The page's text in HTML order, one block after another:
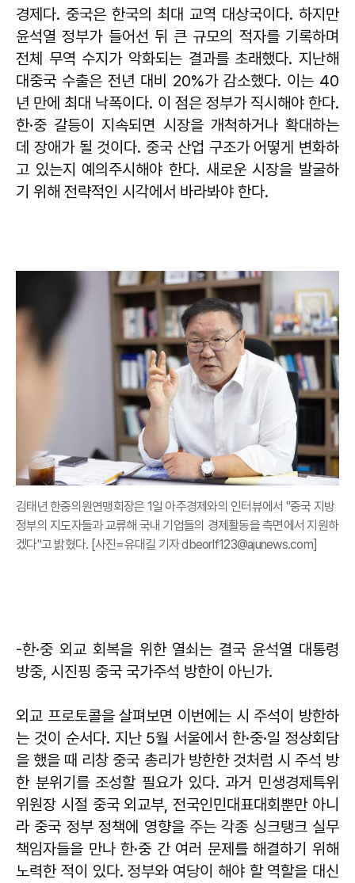
경제다. 중국은 한국의 최대 교역 대상국이다. 하지만
윤석열 정부가 들어선 뒤 큰 규모의 적자를 기록하며
전체 무역 수지가 악화되는 결과를 초래했다. 지난해
대중국 수출은 전년 대비 20%가 감소했다. 이는 40
년 만에 최대 낙폭이다. 이 점은 정부가 직시해야 한다.
한·중 갈등이 지속되면 시장을 개척하거나 확대하는
데 장애가 될 것이다. 중국 산업 구조가 어떻게 변화하
고 있는지 예의주시해야 한다. 새로운 시장을 발굴하
기 위해 전략적인 시각에서 바라봐야 한다.
김태년 한중의원연맹회장은 1일 아주경제와의 인터뷰에서 "중국 지방
정부의 지도자들과 교류해 국내 기업들의 경제활동을 측면에서 지원하
겠다"고 밝혔다. [사진=유대길 기자 dbeorlf123@ajunews.com]
-한·중 외교 회복을 위한 열쇠는 결국 윤석열 대통령
방중, 시진핑 중국 국가주석 방한이 아닌가.
외교 프로토콜을 살펴보면 이번에는 시 주석이 방한하
는 것이 순서다. 지난 5월 서울에서 한·중·일 정상회담
을 했을 때 리창 중국 총리가 방한한 것처럼 시 주석 방
한 분위기를 조성할 필요가 있다. 과거 민생경제특위
위원장 시절 중국 외교부, 전국인민대표대회뿐만 아니
라 중국 정부 정책에 영향을 주는 각종 싱크탱크 실무
책임자들을 만나 한·중 간 여러 문제를 해결하기 위해
노력한 적이 있다. 정부와 여당이 해야 할 역할을 대신